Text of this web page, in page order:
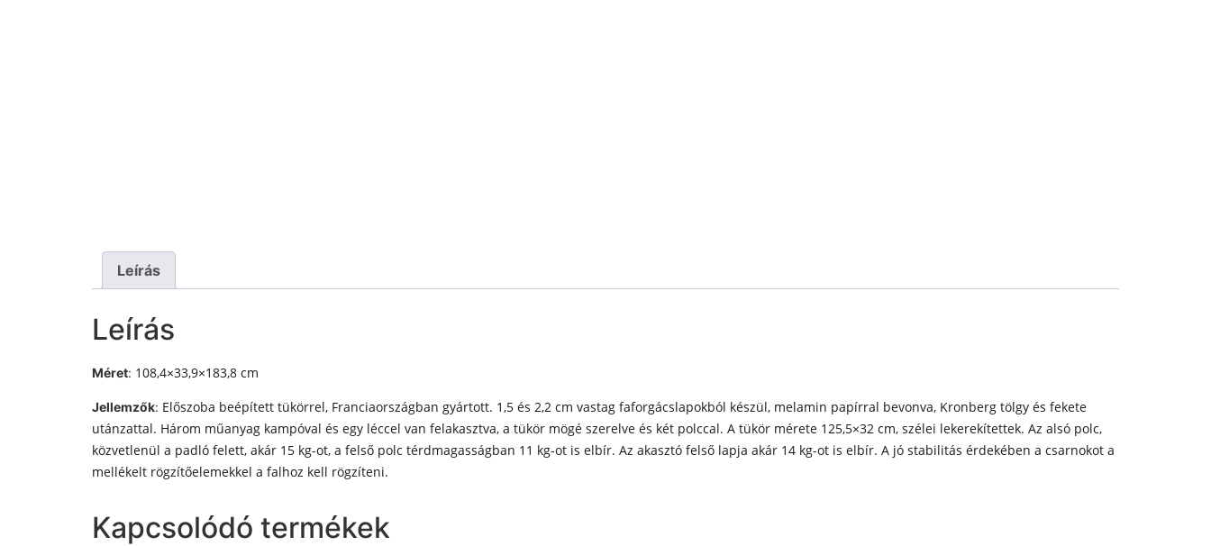
Leírás
Leírás
Méret: 108,4×33,9×183,8 cm
Jellemzők: Előszoba beépített tükörrel, Franciaországban gyártott. 1,5 és 2,2 cm vastag faforgácslapokból készül, melamin papírral bevonva, Kronberg tölgy és fekete
utánzattal. Három műanyag kampóval és egy léccel van felakasztva, a tükör mögé szerelve és két polccal. A tükör mérete 125,5×32 cm, szélei lekerekítettek. Az alsó polc,
közvetlenül a padló felett, akár 15 kg-ot, a felső polc térdmagasságban 11 kg-ot is elbír. Az akasztó felső lapja akár 14 kg-ot is elbír. A jó stabilitás érdekében a csarnokot a
mellékelt rögzítőelemekkel a falhoz kell rögzíteni.
Kapcsolódó termékek